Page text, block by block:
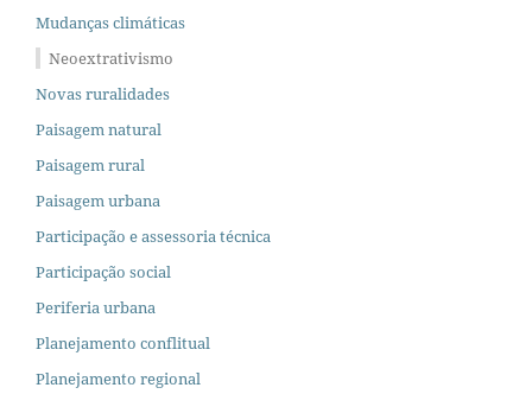
Mudanças climáticas
Neoextrativismo
Novas ruralidades
Paisagem natural
Paisagem rural
Paisagem urbana
Participação e assessoria técnica
Participação social
Periferia urbana
Planejamento conflitual
Planejamento regional